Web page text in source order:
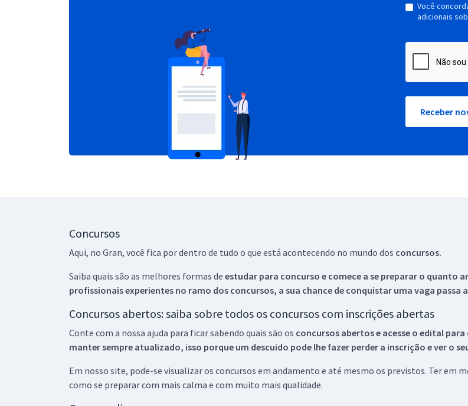
Você
adicionais
Receber
Concursos
Aqui, no Gran, você fica por dentro de tudo o que está acontecendo no mundo dos concursos.
Saiba quais são as melhores formas de estudar para concurso e comece a se preparar o quanto
profissionais experientes no ramo dos concursos, a sua chance de conquistar uma vaga passa
Concursos abertos: saiba sobre todos os concursos com inscrições abertas
Conte com a nossa ajuda para ficar sabendo quais são os concursos abertos e acesse o edital
manter sempre atualizado, isso porque um descuido pode lhe fazer perder a inscrição e ver o
Em nosso site, pode-se visualizar os concursos em andamento e até mesmo os previstos. Ter em
como se preparar com mais calma e com muito mais qualidade.